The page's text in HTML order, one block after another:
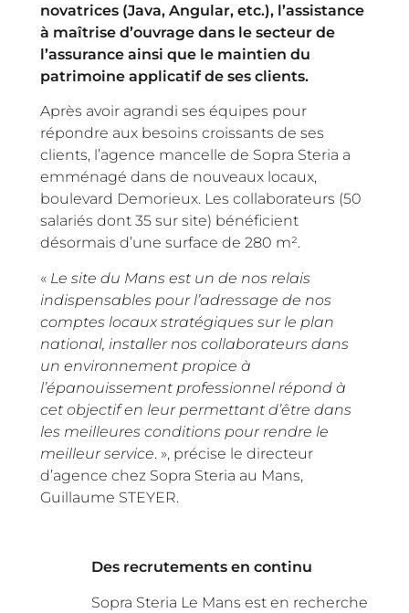
novatrices (Java, Angular, etc.), l’assistance
à maîtrise d’ouvrage dans le secteur de
l’assurance ainsi que le maintien du
patrimoine applicatif de ses clients.
Après avoir agrandi ses équipes pour
répondre aux besoins croissants de ses
clients, l’agence mancelle de Sopra Steria a
emménagé dans de nouveaux locaux,
boulevard Demorieux. Les collaborateurs (50
salariés dont 35 sur site) bénéficient
désormais d’une surface de 280 m².
« Le site du Mans est un de nos relais
indispensables pour l’adressage de nos
comptes locaux stratégiques sur le plan
national, installer nos collaborateurs dans
un environnement propice à
l’épanouissement professionnel répond à
cet objectif en leur permettant d’être dans
les meilleures conditions pour rendre le
meilleur service. », précise le directeur
d’agence chez Sopra Steria au Mans,
Guillaume STEYER.
Des recrutements en continu
Sopra Steria Le Mans est en recherche